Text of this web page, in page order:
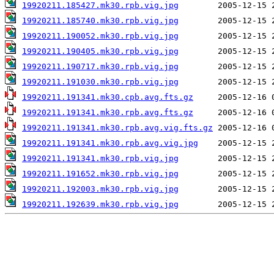
19920211.185427.mk30.rpb.vig.jpg
19920211.185740.mk30.rpb.vig.jpg
19920211.190052.mk30.rpb.vig.jpg
19920211.190405.mk30.rpb.vig.jpg
19920211.190717.mk30.rpb.vig.jpg
19920211.191030.mk30.rpb.vig.jpg
19920211.191341.mk30.cpb.avg.fts.gz
19920211.191341.mk30.rpb.avg.fts.gz
19920211.191341.mk30.rpb.avg.vig.fts.gz
19920211.191341.mk30.rpb.avg.vig.jpg
19920211.191341.mk30.rpb.vig.jpg
19920211.191652.mk30.rpb.vig.jpg
19920211.192003.mk30.rpb.vig.jpg
19920211.192639.mk30.rpb.vig.jpg